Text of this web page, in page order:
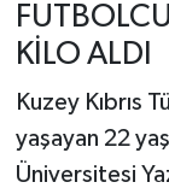
KİLO ALDI
Kuzey Kıbrıs
yaşayan 22
Üniversitesi